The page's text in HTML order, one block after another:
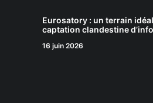
Eurosatory : un terrain
captation clandestine
16 juin 2026